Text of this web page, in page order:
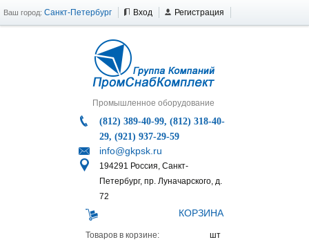
Ваш город: Санкт-Петербург Вход Регистрация
Промышленное оборудование
(812) 389-40-99, (812) 318-40-
29, (921) 937-29-59
info@gkpsk.ru
194291 Россия, Санкт-
Петербург, пр. Луначарского, д.
72
КОРЗИНА
Товаров в корзине: